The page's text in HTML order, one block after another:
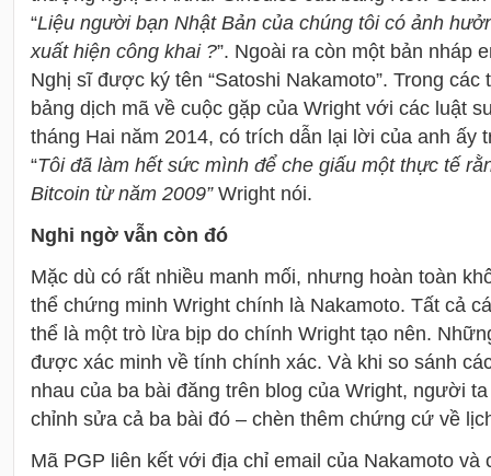
“Liệu người bạn Nhật Bản của chúng tôi có ảnh
xuất hiện công khai ?”. Ngoài ra còn một bản nháp
Nghị sĩ được ký tên “Satoshi Nakamoto”. Trong các
bảng dịch mã về cuộc gặp của Wright với các luật
tháng Hai năm 2014, có trích dẫn lại lời của anh ấy
“Tôi đã làm hết sức mình để che giấu một thực tế
Bitcoin từ năm 2009”Wright nói.
Nghi ngờ vẫn còn đó
Mặc dù có rất nhiều manh mối, nhưng hoàn toàn
thể chứng minh Wright chính là Nakamoto. Tất cả
thể là một trò lừa bịp do chính Wright tạo nên.
được xác minh về tính chính xác. Và khi so sánh
nhau của ba bài đăng trên blog của Wright, người
chỉnh sửa cả ba bài đó – chèn thêm chứng cứ về
Mã PGP liên kết với địa chỉ email của Nakamoto và